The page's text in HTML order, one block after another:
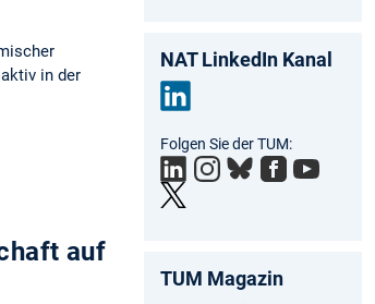
in der
auf
NAT LinkedIn Kanal
edIn
Folgen Sie der TUM:
TUM Magazin